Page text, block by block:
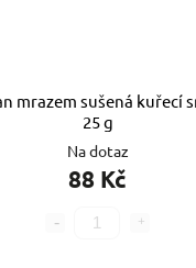
mrazem sušená kuřecí
25 g
Na dotaz
88 Kč